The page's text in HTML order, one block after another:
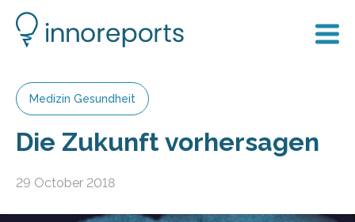
Medizin Gesundheit
Die Zukunft vorhersagen
29 October 2018